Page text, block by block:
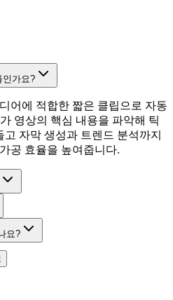
인가요?
어에 적합한 짧은 클립으로 자동
영상의 핵심 내용을 파악해 틱
자막 생성과 트렌드 분석까지
공 효율을 높여줍니다.
요?